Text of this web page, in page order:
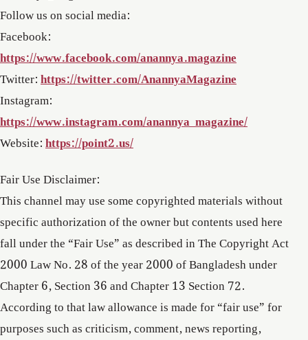
Follow us on social media:
Facebook:
https://www.facebook.com/anannya.magazine
Twitter:https://twitter.com/AnannyaMagazine
Instagram:
https://www.instagram.com/anannya_magazine/
Website:https://point2.us/
Fair Use Disclaimer:
This channel may use some copyrighted materials without
specific authorization of the owner but contents used here
fall under the “Fair Use” as described in The Copyright Act
2000 Law No. 28 of the year 2000 of Bangladesh under
Chapter 6, Section 36 and Chapter 13 Section 72.
According to that law allowance is made for “fair use” for
purposes such as criticism, comment, news reporting,